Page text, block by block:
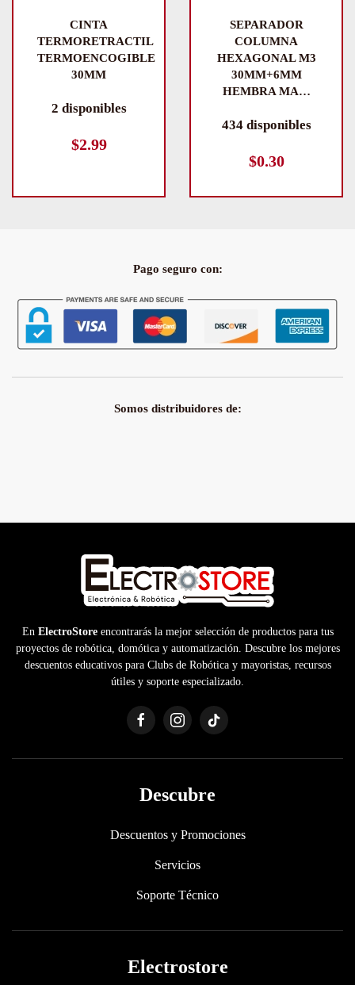
CINTA
TERMORETRACTIL
TERMOENCOGIBLE
30MM
2 disponibles
$2.99
SEPARADOR
COLUMNA
HEXAGONAL M3
30MM+6MM
HEMBRA MA…
434 disponibles
$0.30
Pago seguro con:
Somos distribuidores de:
En ElectroStoreencontrarás la mejor selección de productos para tus
proyectos de robótica, domótica y automatización. Descubre los mejores
descuentos educativos para Clubs de Robótica y mayoristas, recursos
útiles y soporte especializado.
Descubre
Descuentos y Promociones
Servicios
Soporte Técnico
Electrostore